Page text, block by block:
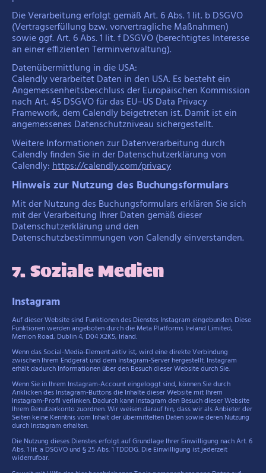
Die Verarbeitung erfolgt gemäß Art. 6 Abs. 1 lit. b DSGVO
(Vertragserfüllung bzw. vorvertragliche Maßnahmen)
sowie ggf. Art. 6 Abs. 1 lit. f DSGVO (berechtigtes Interesse
an einer effizienten Terminverwaltung).
Datenübermittlung in die USA:
Calendly verarbeitet Daten in den USA. Es besteht ein
Angemessenheitsbeschluss der Europäischen Kommission
nach Art. 45 DSGVO für das EU–US Data Privacy
Framework, dem Calendly beigetreten ist. Damit ist ein
angemessenes Datenschutzniveau sichergestellt.
Weitere Informationen zur Datenverarbeitung durch
Calendly finden Sie in der Datenschutzerklärung von
Calendly:https://calendly.com/privacy
Hinweis zur Nutzung des Buchungsformulars
Mit der Nutzung des Buchungsformulars erklären Sie sich
mit der Verarbeitung Ihrer Daten gemäß dieser
Datenschutzerklärung und den
Datenschutzbestimmungen von Calendly einverstanden.
7. Soziale Medien
Instagram
Auf dieser Website sind Funktionen des Dienstes Instagram eingebunden. Diese
Funktionen werden angeboten durch die Meta Platforms Ireland Limited,
Merrion Road, Dublin 4, D04 X2K5, Irland.
Wenn das Social-Media-Element aktiv ist, wird eine direkte Verbindung
zwischen Ihrem Endgerät und dem Instagram-Server hergestellt. Instagram
erhält dadurch Informationen über den Besuch dieser Website durch Sie.
Wenn Sie in Ihrem Instagram-Account eingeloggt sind, können Sie durch
Anklicken des Instagram-Buttons die Inhalte dieser Website mit Ihrem
Instagram-Profil verlinken. Dadurch kann Instagram den Besuch dieser Website
Ihrem Benutzerkonto zuordnen. Wir weisen darauf hin, dass wir als Anbieter der
Seiten keine Kenntnis vom Inhalt der übermittelten Daten sowie deren Nutzung
durch Instagram erhalten.
Die Nutzung dieses Dienstes erfolgt auf Grundlage Ihrer Einwilligung nach Art. 6
Abs. 1 lit. a DSGVO und § 25 Abs. 1 TDDDG. Die Einwilligung ist jederzeit
widerrufbar.